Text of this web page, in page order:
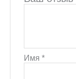
Имя*